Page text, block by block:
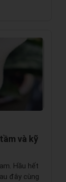
và kỹ
Hầu hết
đây cùng